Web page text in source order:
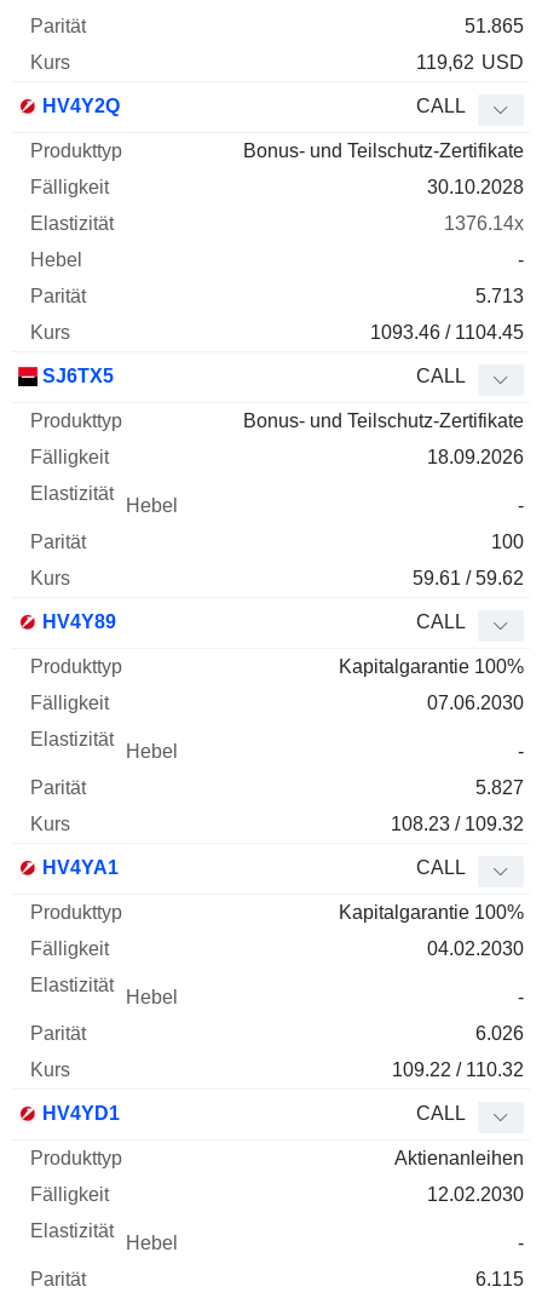
51.865
119,62 USD
HV4Y2Q CALL
Bonus- und Teilschutz-Zertifikate
30.10.2028
1376.14x
-
5.713
1093.46 / 1104.45
SJ6TX5 CALL
Bonus- und Teilschutz-Zertifikate
18.09.2026
-
100
59.61 / 59.62
HV4Y89 CALL
Kapitalgarantie 100%
07.06.2030
-
5.827
108.23 / 109.32
HV4YA1 CALL
Kapitalgarantie 100%
04.02.2030
-
6.026
109.22 / 110.32
HV4YD1 CALL
Aktienanleihen
12.02.2030
-
6.115